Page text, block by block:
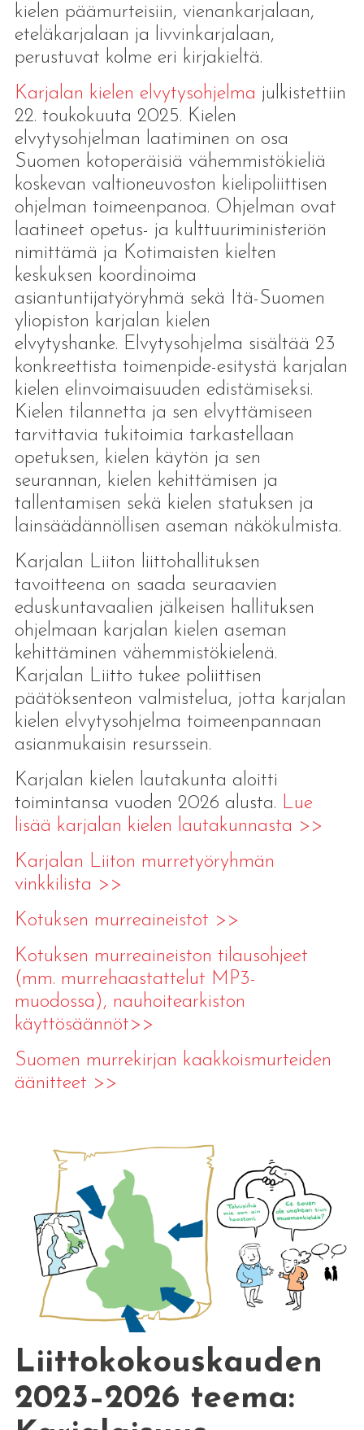
kielen päämurteisiin, vienankarjalaan,
eteläkarjalaan ja livvinkarjalaan,
perustuvat kolme eri kirjakieltä.
Karjalan kielen elvytysohjelma julkistettiin
22. toukokuuta 2025. Kielen
elvytysohjelman laatiminen on osa
Suomen kotoperäisiä vähemmistökieliä
koskevan valtioneuvoston kielipoliittisen
ohjelman toimeenpanoa. Ohjelman ovat
laatineet opetus- ja kulttuuriministeriön
nimittämä ja Kotimaisten kielten
keskuksen koordinoima
asiantuntijatyöryhmä sekä Itä-Suomen
yliopiston karjalan kielen
elvytyshanke. Elvytysohjelma sisältää 23
konkreettista toimenpide-esitystä karjalan
kielen elinvoimaisuuden edistämiseksi.
Kielen tilannetta ja sen elvyttämiseen
tarvittavia tukitoimia tarkastellaan
opetuksen, kielen käytön ja sen
seurannan, kielen kehittämisen ja
tallentamisen sekä kielen statuksen ja
lainsäädännöllisen aseman näkökulmista.
Karjalan Liiton liittohallituksen
tavoitteena on saada seuraavien
eduskuntavaalien jälkeisen hallituksen
ohjelmaan karjalan kielen aseman
kehittäminen vähemmistökielenä.
Karjalan Liitto tukee poliittisen
päätöksenteon valmistelua, jotta karjalan
kielen elvytysohjelma toimeenpannaan
asianmukaisin resurssein.
Karjalan kielen lautakunta aloitti
toimintansa vuoden 2026 alusta. Lue
lisää karjalan kielen lautakunnasta >>
Karjalan Liiton murretyöryhmän
vinkkilista >>
Kotuksen murreaineistot >>
Kotuksen murreaineiston tilausohjeet
(mm. murrehaastattelut MP3-
muodossa), nauhoitearkiston
käyttösäännöt>>
Suomen murrekirjan kaakkoismurteiden
äänitteet >>
Liittokokouskauden
2023–2026 teema: